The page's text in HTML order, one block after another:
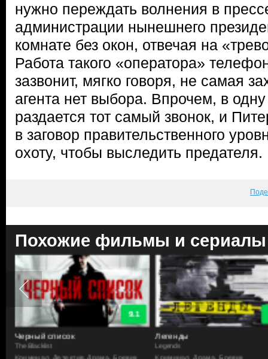
нужно переждать волнения в
администрации нынешнего
комнате без окон, отвечая на
Работа такого «оператора»
зазвонит, мягко говоря, не самая
агента нет выбора. Впрочем, в
раздается тот самый звонок, и
в заговор правительственного
охоту, чтобы выследить предателя.
Похожие фильмы и сериалы
9.1
Черный список
The Blacklist
Криминал, Детектив, Драма, Боевик
Легенды
Legends
Криминал, Драма, Боевик